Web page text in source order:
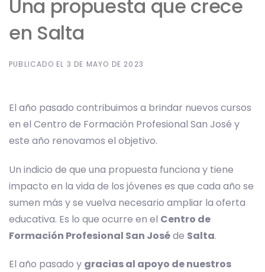
Una propuesta que crece
en Salta
PUBLICADO EL 3 DE MAYO DE 2023
El año pasado contribuimos a brindar nuevos cursos
en el Centro de Formación Profesional San José y
este año renovamos el objetivo.
Un indicio de que una propuesta funciona y tiene
impacto en la vida de los jóvenes es que cada año se
sumen más y se vuelva necesario ampliar la oferta
educativa. Es lo que ocurre en el Centro de
Formación Profesional San Joséde Salta.
El año pasado y gracias al apoyo de nuestros